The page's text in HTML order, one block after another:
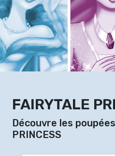
FAIRYTALE
Découvre les
PRINCESS